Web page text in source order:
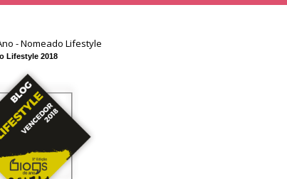
- Nomeado Lifestyle
Lifestyle 2018